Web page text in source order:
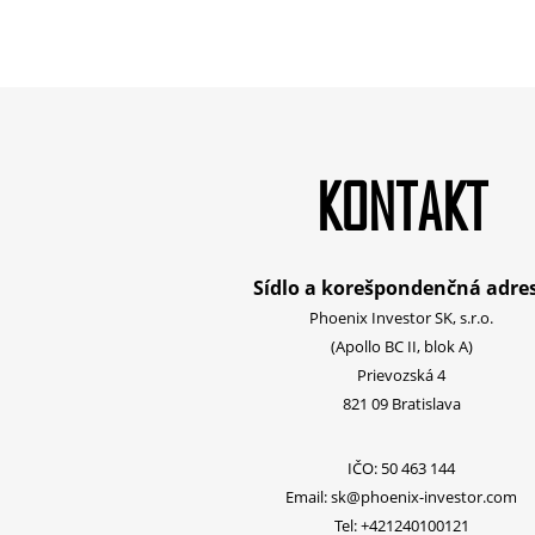
KONTAKT
Sídlo a korešpondenčná
Phoenix Investor SK, s.r.o.
(Apollo BC II, blok A)
Prievozská 4
821 09 Bratislava
IČO: 50 463 144
Email:sk@phoenix-investor.com
Tel:+421240100121